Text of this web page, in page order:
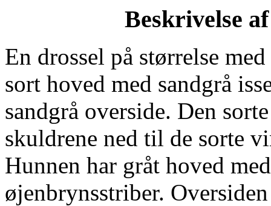
Beskrivelse
En drossel på størrelse
sort hoved med sandgrå
sandgrå overside. Den
skuldrene ned til de sorte
Hunnen har gråt hoved
øjenbrynsstriber.